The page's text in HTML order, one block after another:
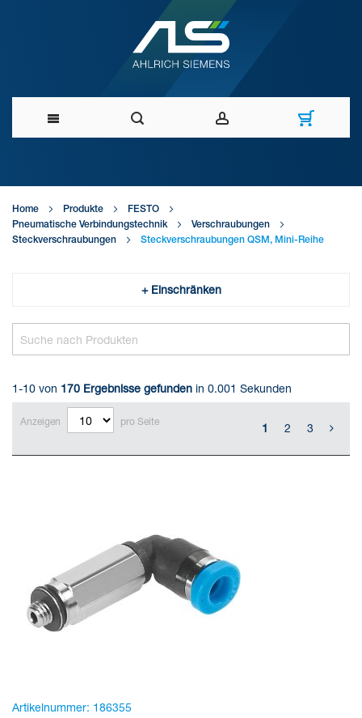
zum
Inhalt
Home Produkte
FESTO
Pneumatische Verbindungstechnik
Verschraubungen
Steckverschraubungen
Steckverschraubungen QSM, Mini-Reihe
+ Einschränken
1-10 von 170 Ergebnisse gefunden in 0.001 Sekunden
Anzeigen pro Seite 1 2 3
Artikelnummer: 186355